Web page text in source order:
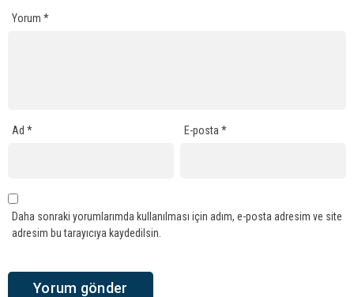
Yorum *
Ad * E-posta*
Daha sonraki yorumlarımda kullanılması için adım, e-posta adresim ve site
adresim bu tarayıcıya kaydedilsin.